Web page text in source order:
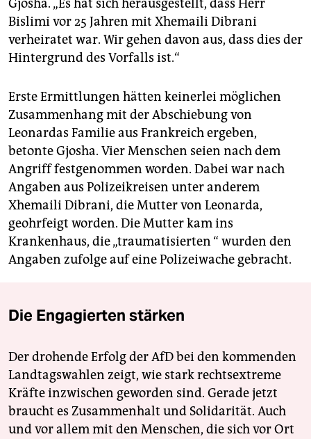
Gjosha. „Es hat sich herausgestellt, dass Herr
Bislimi vor 25 Jahren mit Xhemaili Dibrani
verheiratet war. Wir gehen davon aus, dass dies der
Hintergrund des Vorfalls ist.“
Erste Ermittlungen hätten keinerlei möglichen
Zusammenhang mit der Abschiebung von
Leonardas Familie aus Frankreich ergeben,
betonte Gjosha. Vier Menschen seien nach dem
Angriff festgenommen worden. Dabei war nach
Angaben aus Polizeikreisen unter anderem
Xhemaili Dibrani, die Mutter von Leonarda,
geohrfeigt worden. Die Mutter kam ins
Krankenhaus, die „traumatisierten “ wurden den
Angaben zufolge auf eine Polizeiwache gebracht.
Die Engagierten stärken
Der drohende Erfolg der AfD bei den kommenden
Landtagswahlen zeigt, wie stark rechtsextreme
Kräfte inzwischen geworden sind. Gerade jetzt
braucht es Zusammenhalt und Solidarität. Auch
und vor allem mit den Menschen, die sich vor Ort